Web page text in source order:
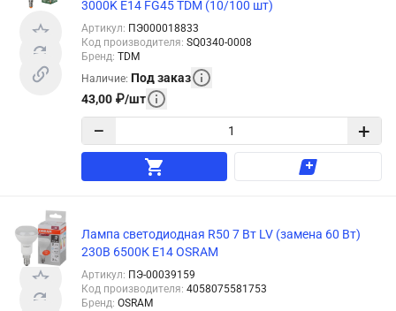
3000K E14 FG45 TDM (10/100 шт)
Артикул: ПЭ000018833
Код производителя: SQ0340-0008
Бренд: TDM
Наличие: Под заказ
43,00 ₽/шт
− +
Лампа светодиодная R50 7 Вт LV (замена 60 Вт)
230В 6500К E14 OSRAM
Артикул: ПЭ-00039159
Код производителя: 4058075581753
Бренд: OSRAM